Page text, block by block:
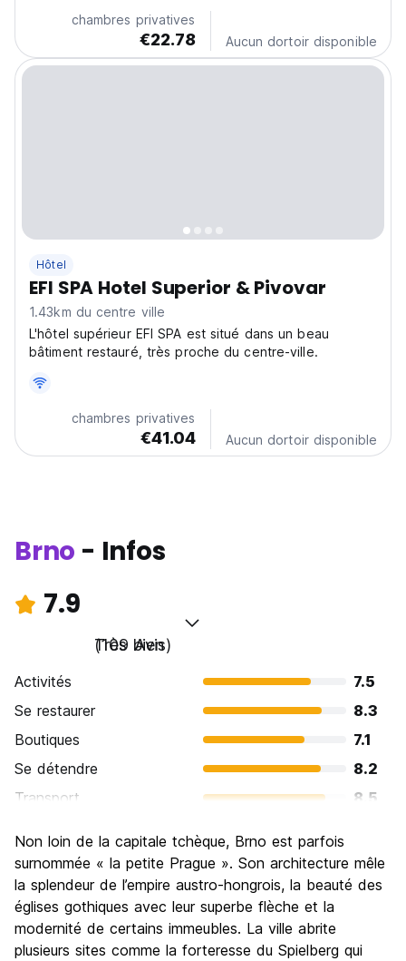
chambres privatives
€22.78 Aucun dortoir disponible
Hôtel
EFI SPA Hotel Superior & Pivovar
1.43km du centre ville
L'hôtel supérieur EFI SPA est situé dans un beau
bâtiment restauré, très proche du centre-ville.
chambres privatives
€41.04 Aucun dortoir disponible
Brno - Infos
7.9
Très bien
(109 Avis)
Activités
7.5
Se restaurer
8.3
Boutiques
7.1
Se détendre
8.2
Transport
8.5
Culture
8.1
Sortir le soir / faire la fête
7.4
Bonnes affaires
Non loin de la capitale tchèque, Brno est parfois
surnommée « la petite Prague ». Son architecture mêle
la splendeur de l’empire austro-hongrois, la beauté des
églises gothiques avec leur superbe flèche et la
modernité de certains immeubles. La ville abrite
plusieurs sites comme la forteresse du Spielberg qui